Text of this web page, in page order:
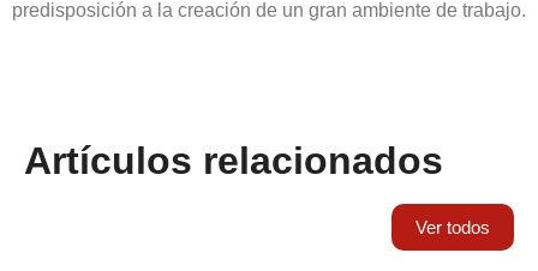
predisposición a la creación de un gran ambiente de trabajo.
Artículos relacionados
Ver todos